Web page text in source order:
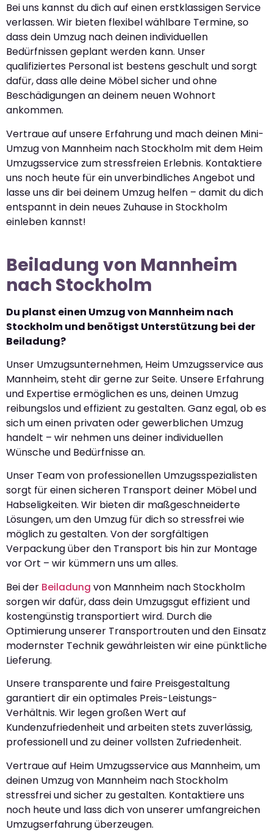
Bei uns kannst du dich auf einen erstklassigen Service
verlassen. Wir bieten flexibel wählbare Termine, so
dass dein Umzug nach deinen individuellen
Bedürfnissen geplant werden kann. Unser
qualifiziertes Personal ist bestens geschult und sorgt
dafür, dass alle deine Möbel sicher und ohne
Beschädigungen an deinem neuen Wohnort
ankommen.
Vertraue auf unsere Erfahrung und mach deinen Mini-
Umzug von Mannheim nach Stockholm mit dem Heim
Umzugsservice zum stressfreien Erlebnis. Kontaktiere
uns noch heute für ein unverbindliches Angebot und
lasse uns dir bei deinem Umzug helfen – damit du dich
entspannt in dein neues Zuhause in Stockholm
einleben kannst!
Beiladung von Mannheim
nach Stockholm
Du planst einen Umzug von Mannheim nach
Stockholm und benötigst Unterstützung bei der
Beiladung?
Unser Umzugsunternehmen, Heim Umzugsservice aus
Mannheim, steht dir gerne zur Seite. Unsere Erfahrung
und Expertise ermöglichen es uns, deinen Umzug
reibungslos und effizient zu gestalten. Ganz egal, ob es
sich um einen privaten oder gewerblichen Umzug
handelt – wir nehmen uns deiner individuellen
Wünsche und Bedürfnisse an.
Unser Team von professionellen Umzugsspezialisten
sorgt für einen sicheren Transport deiner Möbel und
Habseligkeiten. Wir bieten dir maßgeschneiderte
Lösungen, um den Umzug für dich so stressfrei wie
möglich zu gestalten. Von der sorgfältigen
Verpackung über den Transport bis hin zur Montage
vor Ort – wir kümmern uns um alles.
Bei der Beiladung von Mannheim nach Stockholm
sorgen wir dafür, dass dein Umzugsgut effizient und
kostengünstig transportiert wird. Durch die
Optimierung unserer Transportrouten und den Einsatz
modernster Technik gewährleisten wir eine pünktliche
Lieferung.
Unsere transparente und faire Preisgestaltung
garantiert dir ein optimales Preis-Leistungs-
Verhältnis. Wir legen großen Wert auf
Kundenzufriedenheit und arbeiten stets zuverlässig,
professionell und zu deiner vollsten Zufriedenheit.
Vertraue auf Heim Umzugsservice aus Mannheim, um
deinen Umzug von Mannheim nach Stockholm
stressfrei und sicher zu gestalten. Kontaktiere uns
noch heute und lass dich von unserer umfangreichen
Umzugserfahrung überzeugen.